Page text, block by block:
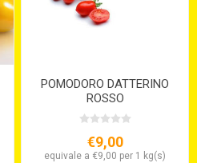
POMODORO DATTERINO
ROSSO
€9,00
equivale a €9,00 per 1 kg(s)